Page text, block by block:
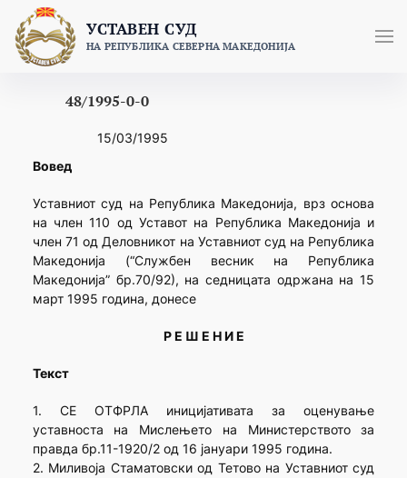
content
УСТАВЕН СУД
НА РЕПУБЛИКА СЕВЕРНА МАКЕДОНИЈА
48/1995-0-0
15/03/1995
Вовед
Уставниот суд на Република Македонија, врз основа
на член 110 од Уставот на Република Македонија и
член 71 од Деловникот на Уставниот суд на Република
Македонија (“Службен весник на Република
Македонија” бр.70/92), на седницата одржана на 15
март 1995 година, донесе
Р Е Ш Е Н И Е
Текст
1. СЕ ОТФРЛА иницијативата за оценување
уставноста на Мислењето на Министерството за
правда бр.11-1920/2 од 16 јануари 1995 година.
2. Миливоја Стаматовски од Тетово на Уставниот суд